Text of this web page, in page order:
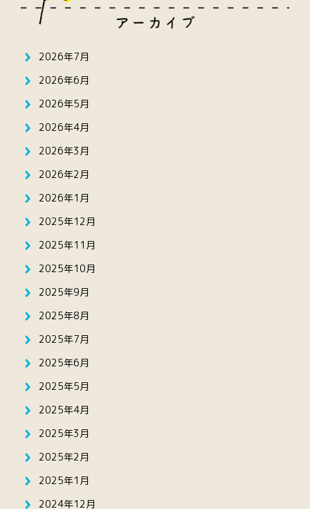
2026年7月
2026年6月
2026年5月
2026年4月
2026年3月
2026年2月
2026年1月
2025年12月
2025年11月
2025年10月
2025年9月
2025年8月
2025年7月
2025年6月
2025年5月
2025年4月
2025年3月
2025年2月
2025年1月
2024年12月